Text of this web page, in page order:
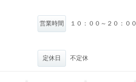
営業時間 １０：００～２０：００
定休日 不定休